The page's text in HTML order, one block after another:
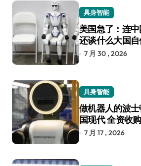
具身智能
美国急了：连
还谈什么大国自
7 月 30 , 2026
具身智能
做机器人的波
国现代 全资收
7 月 17 , 2026